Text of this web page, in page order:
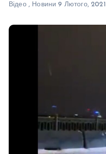
Відео, Новини 9 Лютого, 2021